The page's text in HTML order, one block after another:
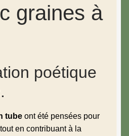
graines à
poétique
tube ont été pensées pour
en contribuant à la